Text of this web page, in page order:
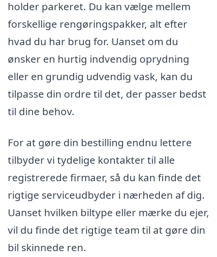
holder parkeret. Du kan vælge mellem
forskellige rengøringspakker, alt efter
hvad du har brug for. Uanset om du
ønsker en hurtig indvendig oprydning
eller en grundig udvendig vask, kan du
tilpasse din ordre til det, der passer bedst
til dine behov.
For at gøre din bestilling endnu lettere
tilbyder vi tydelige kontakter til alle
registrerede firmaer, så du kan finde det
rigtige serviceudbyder i nærheden af dig.
Uanset hvilken biltype eller mærke du ejer,
vil du finde det rigtige team til at gøre din
bil skinnede ren.